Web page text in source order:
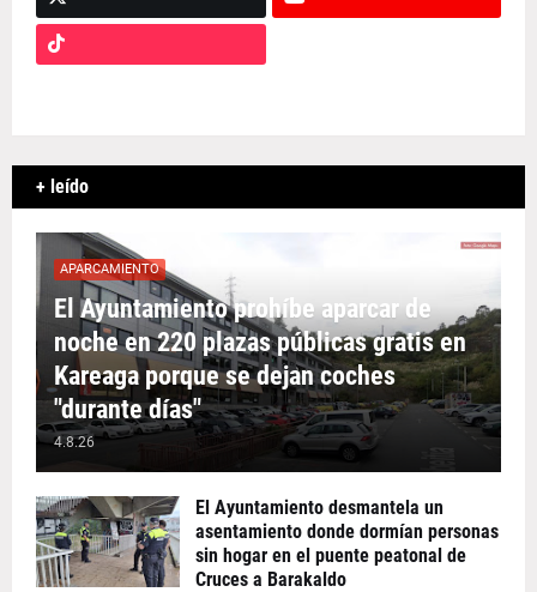
+ leído
APARCAMIENTO
El Ayuntamiento prohíbe aparcar de
noche en 220 plazas públicas gratis en
Kareaga porque se dejan coches
"durante días"
4.8.26
El Ayuntamiento desmantela un
asentamiento donde dormían personas
sin hogar en el puente peatonal de
Cruces a Barakaldo